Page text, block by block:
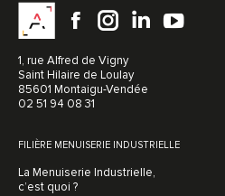
Facebook
instagram
LinkedIn
1, rue Alfred de Vigny
Saint Hilaire de Loulay
85601 Montaigu-Vendée
02 51 94 08 31
FILIÈRE MENUISERIE INDUSTRIELLE
La Menuiserie Industrielle,
c’est quoi ?